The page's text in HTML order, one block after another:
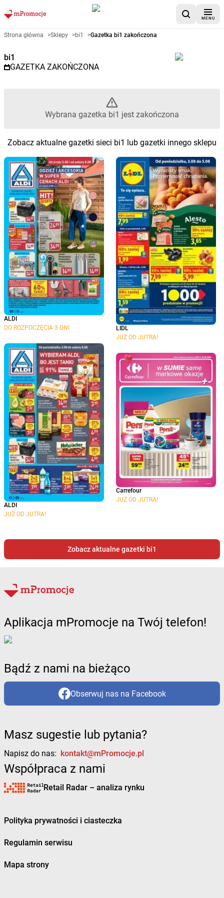
MENU
Gazetka promocyjna bi1 –
Strona główna >Sklepy >bi1 >Gazetka bi1 zakończona
bi1
GAZETKA ZAKOŃCZONA
Wybrana gazetka bi1 jest zakończona
Zobacz aktualne gazetki sieci bi1 lub gazetki innego sklepu
ALDI
DO ROZPOCZĘCIA 3 DNI
ALDI
JUŻ OD JUTRA!
LIDL
JUŻ OD JUTRA!
Carrefour
JUŻ OD JUTRA!
Zobacz aktualne gazetki bi1
Aplikacja mPromocje na Twój telefon!
Bądź z nami na bieżąco
Obserwuj nas na Facebook
Masz sugestie lub pytania?
Napisz do nas: kontakt@mPromocje.pl
Współpraca z nami
Retail Radar – analiza rynku
Polityka prywatności i ciasteczka
Regulamin serwisu
Mapa strony